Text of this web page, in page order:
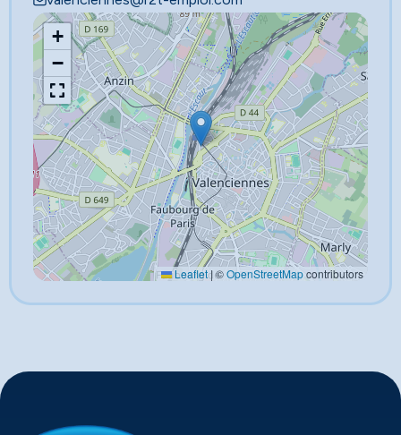
+
−
Leaflet|©OpenStreetMapcontributors